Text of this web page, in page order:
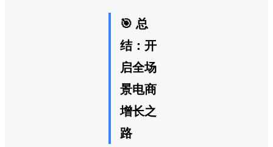
🎯 总
结：开
启全场
景电商
增长之
路